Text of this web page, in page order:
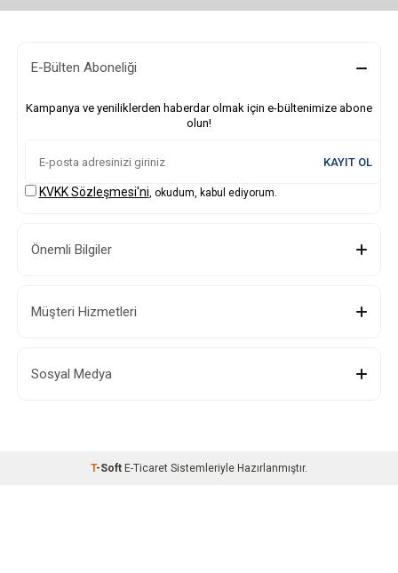
E-Bülten Aboneliği
Kampanya ve yeniliklerden haberdar olmak için e-bültenimize abone
olun!
KAYIT OL
KVKK Sözleşmesi'ni, okudum, kabul ediyorum.
Önemli Bilgiler
Müşteri Hizmetleri
Sosyal Medya
T-Soft E-Ticaret Sistemleriyle Hazırlanmıştır.